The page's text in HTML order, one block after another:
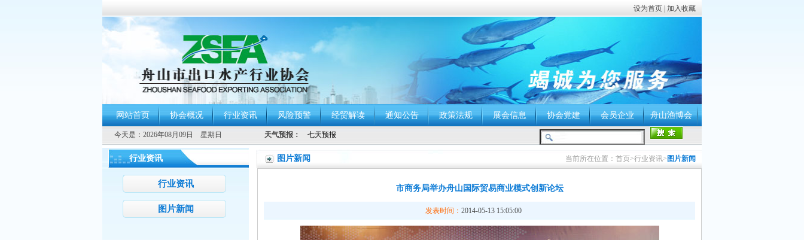
设为首页 加入收藏
网站首页 协会概况 行业资讯 风险预警 经贸解读 通知公告 政策法规 展会信息 协会党建 会员企业 舟山渔博会
今天是： 2026年08月09日 星期日 天气预报：
行业资讯
行业资讯
图片新闻
当前所在位置：首页>行业资讯> 图片新闻
图片新闻
市商务局举办舟山国际贸易商业模式创新论坛
发表时间： 2014-05-13 15:05:00